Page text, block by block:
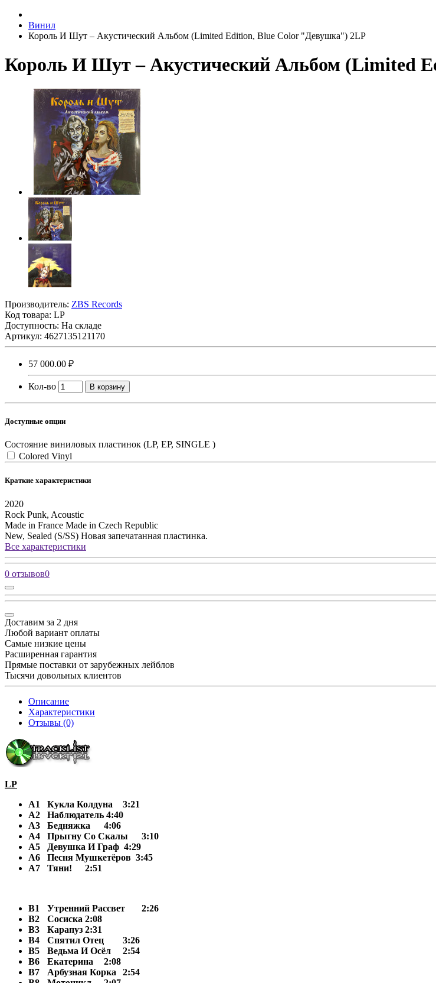
Винил
Король И Шут ‎– Акустический Альбом (Limited Edition, Blue Color "Девушка") 2LP
Король И Шут ‎– Акустический Альбом (Limited
Производитель: ZBS Records
Код товара: LP
Доступность: На складе
Артикул: 4627135121170
57 000.00 ₽
Кол-во В корзину
Доступные опции
Состояние виниловых пластинок (LP, EP, SINGLE )
Colored Vinyl
Краткие характеристики
2020
Rock Punk, Acoustic
Made in France Made in Czech Republic
New, Sealed (S/SS) Новая запечатанная пластинка.
Все характеристики
0 отзывов0
Доставим за 2 дня
Любой вариант оплаты
Самые низкие цены
Расширенная гарантия
Прямые поставки от зарубежных лейблов
Тысячи довольных клиентов
Описание
Характеристики
Отзывы (0)
LP
A1
Кукла Колдуна
3:21
A2
Наблюдатель 4:40
A3
Бедняжка
4:06
A4
Прыгну Со Скалы
3:10
A5
Девушка И Граф 4:29
A6
Песня Мушкетёров 3:45
A7
Тяни! 2:51
B1 Утренний Рассвет
2:26
B2
Сосиска 2:08
B3
Карапуз 2:31
B4
Спятил Отец
3:26
B5
Ведьма И Осёл
2:54
B6
Екатерина
2:08
B7
Арбузная Корка
2:54